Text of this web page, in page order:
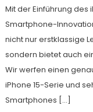
Mit der Einführung des
Smartphone-
nicht nur erstklassige
sondern bietet auch
Wir werfen einen
iPhone 15-Serie und
Smartphones […]